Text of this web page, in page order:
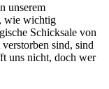
unserem
wie wichtig
Schicksale von
sind, sind
uns nicht, doch wer